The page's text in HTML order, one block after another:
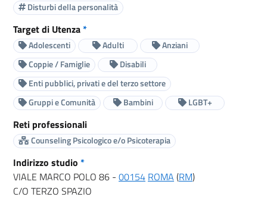
Disturbi della personalità
Target di Utenza*
Adolescenti Adulti
Anziani
Coppie / Famiglie
Disabili
Enti pubblici, privati e del terzo settore
Gruppi e Comunità
Bambini LGBT+
Reti professionali
Counseling Psicologico e/o Psicoterapia
Indirizzo studio *
VIALE MARCO POLO 86 - 00154 ROMA (RM)
C/O TERZO SPAZIO